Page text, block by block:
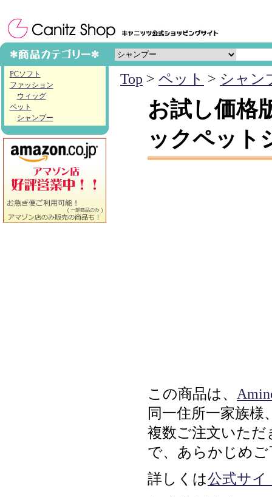
PCソフト
ファッション
ウィッグ
ペット
シャンプー
Top > ペット > シャン
お試し価格
ックペット
この商品は、
同一住所一家族
複数ご注文いた
で、あらかじめ
詳しくは公式サイ